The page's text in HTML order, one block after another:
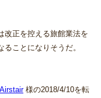
改正を控える旅館業法を
ことになりそうだ。
様の2018/4/10を転